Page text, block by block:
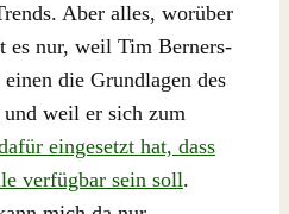
Aber alles, worüber
es nur, weil Tim Berners-
die Grundlagen des
weil er sich zum
eingesetzt hat, dass
verfügbar sein soll.